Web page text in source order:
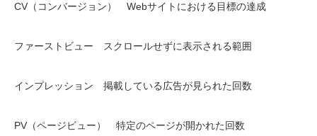
CV（コンバージョン） Webサイトにおける目標の達成
ファーストビュー スクロールせずに表示される範囲
インプレッション 掲載している広告が見られた回数
PV（ページビュー） 特定のページが開かれた回数